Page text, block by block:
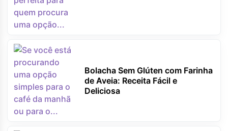
Bolacha Sem Glúten com Farinha
de Aveia: Receita Fácil e
Deliciosa